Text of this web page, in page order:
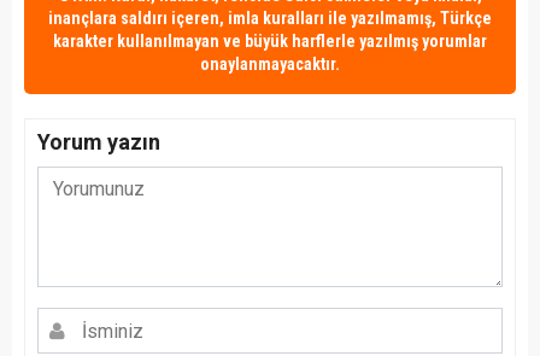
inançlara saldırı içeren, imla kuralları ile yazılmamış, Türkçe
karakter kullanılmayan ve büyük harflerle yazılmış yorumlar
onaylanmayacaktır.
Yorum yazın